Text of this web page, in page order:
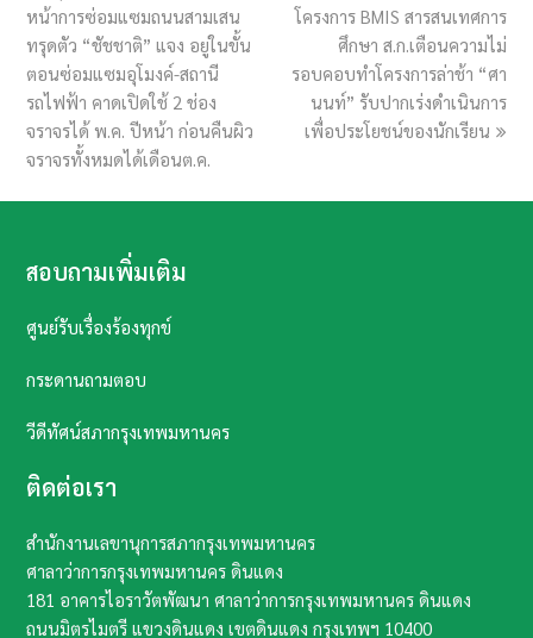
post:
หน้าการซ่อมแซมถนนสามเสน
ทรุดตัว “ชัชชาติ” แจง อยู่ในขั้น
ตอนซ่อมแซมอุโมงค์-สถานี
รถไฟฟ้า คาดเปิดใช้ 2 ช่อง
จราจรได้ พ.ค. ปีหน้า ก่อนคืนผิว
จราจรทั้งหมดได้เดือนต.ค.
post:
โครงการ BMIS สารสนเทศการ
ศึกษา ส.ก.เตือนความไม่
รอบคอบทำโครงการล่าช้า “ศา
นนท์” รับปากเร่งดำเนินการ
เพื่อประโยชน์ของนักเรียน
สอบถามเพิ่มเติม
ศูนย์รับเรื่องร้องทุกข์
กระดานถามตอบ
วีดีทัศน์สภากรุงเทพมหานคร
ติดต่อเรา
สำนักงานเลขานุการสภากรุงเทพมหานคร
ศาลาว่าการกรุงเทพมหานคร ดินแดง
181 อาคารไอราวัตพัฒนา ศาลาว่าการกรุงเทพมหานคร ดินแดง
ถนนมิตรไมตรี แขวงดินแดง เขตดินแดง กรุงเทพฯ​ 10400​